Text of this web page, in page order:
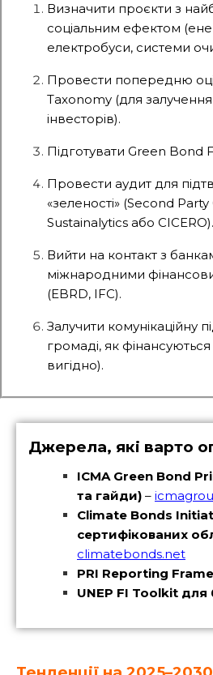
Визначити проєкти з
соціальним ефектом
електробуси, системи
Провести попередню
Taxonomy (для
інвесторів).
Підготувати Green Bond
Провести аудит для
«зеленості» (Second
Sustainalytics або CICERO).
Вийти на контакт з
міжнародними
(EBRD, IFC).
Залучити комунікаційну
громаді, як
вигідно).
Джерела, які варто
ICMA Green Bond
та гайди) –
Climate Bonds
сертифікованих
climatebonds.net
PRI Reporting
UNEP FI Toolkit для